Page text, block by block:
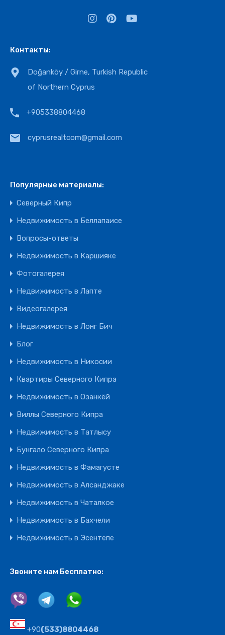
Контакты:
Doğanköy / Girne, Turkish Republic
of Northern Cyprus
+905338804468
cyprusrealtcom@gmail.com
Популярные материалы:
Северный Кипр
Недвижимость в Беллапаисе
Вопросы-ответы
Недвижимость в Каршияке
Фотогалерея
Недвижимость в Лапте
Видеогалерея
Недвижимость в Лонг Бич
Блог
Недвижимость в Никосии
Квартиры Северного Кипра
Недвижимость в Озанкёй
Виллы Северного Кипра
Недвижимость в Татлысу
Бунгало Северного Кипра
Недвижимость в Фамагусте
Недвижимость в Алсанджаке
Недвижимость в Чаталкое
Недвижимость в Бахчели
Недвижимость в Эсентепе
Звоните нам Бесплатно:
+90(533)8804468